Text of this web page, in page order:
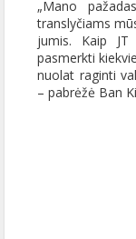
„Mano
translyčiams
jumis. Kaip JT
pasmerkti
nuolat raginti
– pabrėžė Ban